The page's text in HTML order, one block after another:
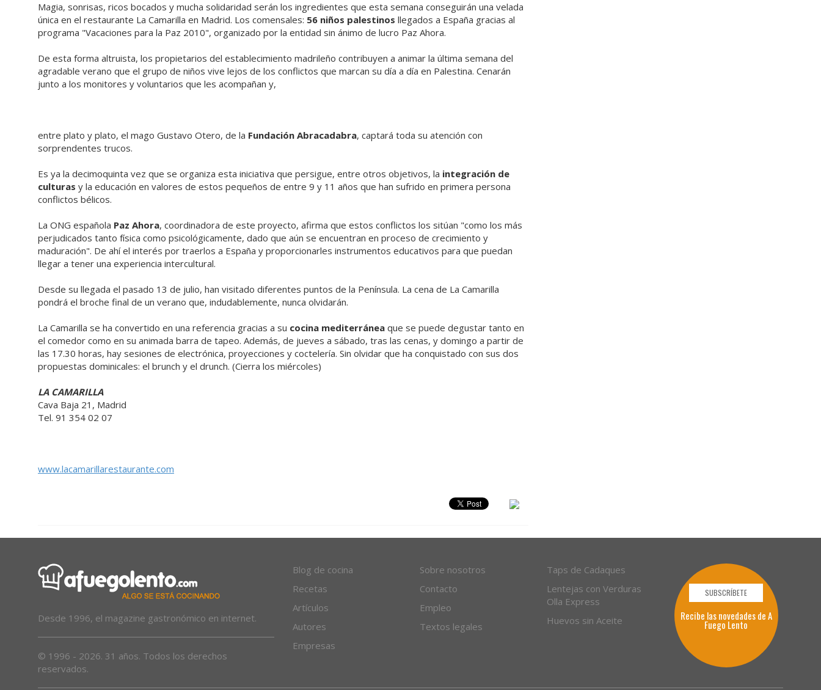
Magia, sonrisas, ricos bocados y mucha solidaridad serán los ingredientes que esta semana conseguirán una velada
única en el restaurante La Camarilla en Madrid. Los comensales: 56 niños palestinos llegados a España gracias al
programa "Vacaciones para la Paz 2010", organizado por la entidad sin ánimo de lucro Paz Ahora.
De esta forma altruista, los propietarios del establecimiento madrileño contribuyen a animar la última semana del
agradable verano que el grupo de niños vive lejos de los conflictos que marcan su día a día en Palestina. Cenarán
junto a los monitores y voluntarios que les acompañan y,
entre plato y plato, el mago Gustavo Otero, de la Fundación Abracadabra, captará toda su atención con
sorprendentes trucos.
Es ya la decimoquinta vez que se organiza esta iniciativa que persigue, entre otros objetivos, la integración de
culturas y la educación en valores de estos pequeños de entre 9 y 11 años que han sufrido en primera persona
conflictos bélicos.
La ONG española Paz Ahora, coordinadora de este proyecto, afirma que estos conflictos los sitúan "como los más
perjudicados tanto física como psicológicamente, dado que aún se encuentran en proceso de crecimiento y
maduración". De ahí el interés por traerlos a España y proporcionarles instrumentos educativos para que puedan
llegar a tener una experiencia intercultural.
Desde su llegada el pasado 13 de julio, han visitado diferentes puntos de la Península. La cena de La Camarilla
pondrá el broche final de un verano que, indudablemente, nunca olvidarán.
La Camarilla se ha convertido en una referencia gracias a su cocina mediterránea que se puede degustar tanto en
el comedor como en su animada barra de tapeo. Además, de jueves a sábado, tras las cenas, y domingo a partir de
las 17.30 horas, hay sesiones de electrónica, proyecciones y coctelería. Sin olvidar que ha conquistado con sus dos
propuestas dominicales: el brunch y el drunch. (Cierra los miércoles)
LA CAMARILLA
Cava Baja 21, Madrid
Tel. 91 354 02 07
www.lacamarillarestaurante.com
Desde 1996, el magazine gastronómico en internet.
© 1996 - 2026. 31 años. Todos los derechos
reservados.
Blog de cocina
Recetas
Artículos
Autores
Empresas
Sobre nosotros
Contacto
Empleo
Textos legales
Taps de Cadaques
Lentejas con Verduras
Olla Express
Huevos sin Aceite
SUBSCRÍBETE
Recibe las novedades de A
Fuego Lento